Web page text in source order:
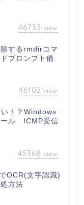
46733 view
するrmdirコマ
プロンプト備
46102 view
！？Windows
ール ICMP受信
45368 view
OCR(文字認識)
方法